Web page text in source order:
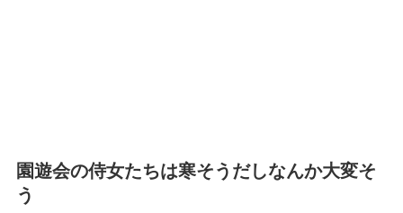
園遊会の侍女たちは寒そうだしなんか大変そ
う